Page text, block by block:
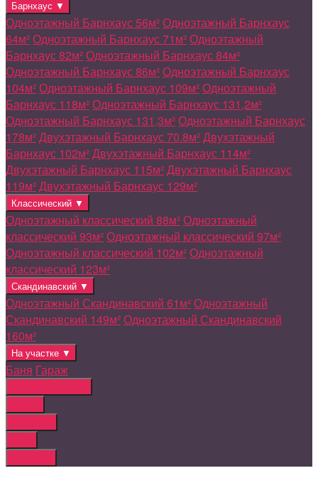
Барнхаус ▼
Одноэтажный Барнхаус 56м²Одноэтажный Барнхаус
64м²Одноэтажный Барнхаус 71м²Одноэтажный
Барнхаус 82м²Одноэтажный Барнхаус 84м²
Одноэтажный Барнхаус 86м²Одноэтажный Барнхаус
104м²Одноэтажный Барнхаус 109м²Одноэтажный
Барнхаус 118м²Одноэтажный Барнхаус 131,2м²
Одноэтажный Барнхаус 131,3м²Одноэтажный Барнхаус
178м²Двухэтажный Барнхаус 70.8м²Двухэтажный
Барнхаус 102м²Двухэтажный Барнхаус 114м²
Двухэтажный Барнхаус 115м²Двухэтажный Барнхаус
119м²Двухэтажный Барнхаус 129м²
Классический ▼
Одноэтажный классический 88м²Одноэтажный
классический 93м²Одноэтажный классический 97м²
Одноэтажный классический 102м²Одноэтажный
классический 123м²
Скандинавский ▼
Одноэтажный Скандинавский 61м²Одноэтажный
Скандинавский 149м²Одноэтажный Скандинавский
160м²
На участке ▼
Баня Гараж